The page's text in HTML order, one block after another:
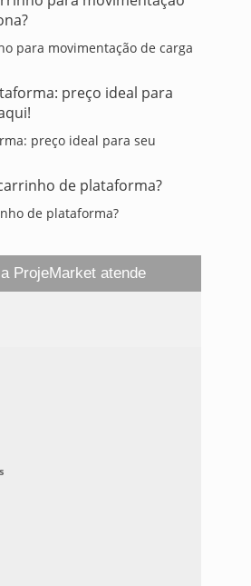
para movimentação de carga
preço ideal para seu
de plataforma?
ProjeMarket atende